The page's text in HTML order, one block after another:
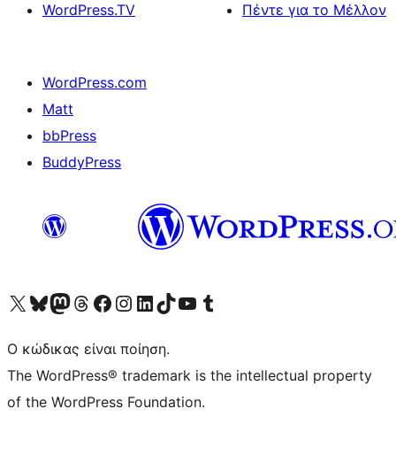
WordPress.TV
Πέντε για το Μέλλον
WordPress.com
Matt
bbPress
BuddyPress
Visit our X (formerly Twitter) account
Visit our Bluesky account
Επισκεφθείτε τον λογαριασμό μας στο Mastodon
Visit our Threads account
Επισκεφτείτε τη σελίδα μας στο Facebook
Επισκεφθείτε τον λογαριασμό μας Instagram
Επισκεφθείτε τον λογαριασμό μας LinkedIn
Visit our TikTok account
Visit our YouTube channel
Visit our Tumblr account
Ο κώδικας είναι ποίηση.
The WordPress® trademark is the intellectual property
of the WordPress Foundation.